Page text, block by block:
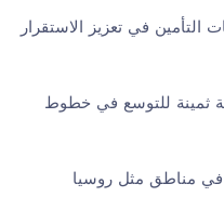
التأمين في تعزيز الاستقرار
ثمينة للتوسع في خطوط